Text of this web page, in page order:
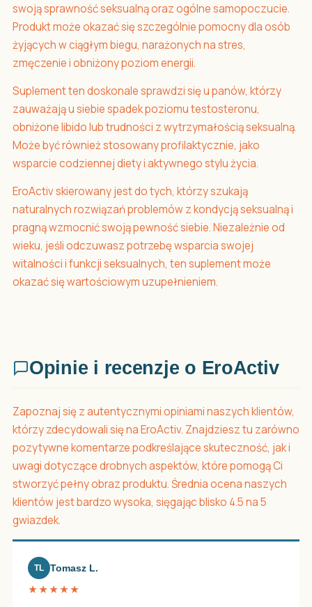
swoją sprawność seksualną oraz ogólne samopoczucie.
Produkt może okazać się szczególnie pomocny dla osób
żyjących w ciągłym biegu, narażonych na stres,
zmęczenie i obniżony poziom energii.
Suplement ten doskonale sprawdzi się u panów, którzy
zauważają u siebie spadek poziomu testosteronu,
obniżone libido lub trudności z wytrzymałością seksualną.
Może być również stosowany profilaktycznie, jako
wsparcie codziennej diety i aktywnego stylu życia.
EroActiv skierowany jest do tych, którzy szukają
naturalnych rozwiązań problemów z kondycją seksualną i
pragną wzmocnić swoją pewność siebie. Niezależnie od
wieku, jeśli odczuwasz potrzebę wsparcia swojej
witalności i funkcji seksualnych, ten suplement może
okazać się wartościowym uzupełnieniem.
Opinie i recenzje o EroActiv
Zapoznaj się z autentycznymi opiniami naszych klientów,
którzy zdecydowali się na EroActiv. Znajdziesz tu zarówno
pozytywne komentarze podkreślające skuteczność, jak i
uwagi dotyczące drobnych aspektów, które pomogą Ci
stworzyć pełny obraz produktu. Średnia ocena naszych
klientów jest bardzo wysoka, sięgając blisko 4.5 na 5
gwiazdek.
TL Tomasz L.
★★★★★